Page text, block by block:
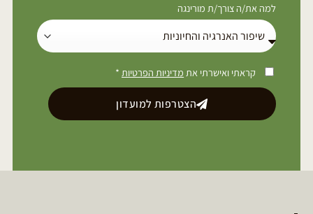
למה את/ה צורך/ת מורינגה
קראתי ואישרתי את מדיניות הפרטיות*
הצטרפות למועדון